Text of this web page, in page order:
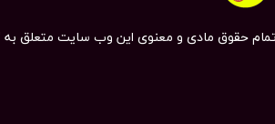
حقوق مادی و معنوی این وب سایت متعلق